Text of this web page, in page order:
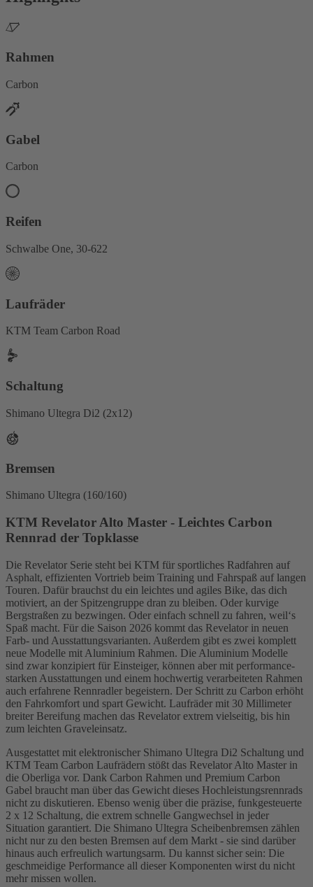
Rahmen
Carbon
Gabel
Carbon
Reifen
Schwalbe One, 30-622
Laufräder
KTM Team Carbon Road
Schaltung
Shimano Ultegra Di2 (2x12)
Bremsen
Shimano Ultegra (160/160)
KTM Revelator Alto Master - Leichtes Carbon
Rennrad der Topklasse
Die Revelator Serie steht bei KTM für sportliches Radfahren auf
Asphalt, effizienten Vortrieb beim Training und Fahrspaß auf langen
Touren. Dafür brauchst du ein leichtes und agiles Bike, das dich
motiviert, an der Spitzengruppe dran zu bleiben. Oder kurvige
Bergstraßen zu bezwingen. Oder einfach schnell zu fahren, weil‘s
Spaß macht. Für die Saison 2026 kommt das Revelator in neuen
Farb- und Ausstattungsvarianten. Außerdem gibt es zwei komplett
neue Modelle mit Aluminium Rahmen. Die Aluminium Modelle
sind zwar konzipiert für Einsteiger, können aber mit performance-
starken Ausstattungen und einem hochwertig verarbeiteten Rahmen
auch erfahrene Rennradler begeistern. Der Schritt zu Carbon erhöht
den Fahrkomfort und spart Gewicht. Laufräder mit 30 Millimeter
breiter Bereifung machen das Revelator extrem vielseitig, bis hin
zum leichten Graveleinsatz.
Ausgestattet mit elektronischer Shimano Ultegra Di2 Schaltung und
KTM Team Carbon Laufrädern stößt das Revelator Alto Master in
die Oberliga vor. Dank Carbon Rahmen und Premium Carbon
Gabel braucht man über das Gewicht dieses Hochleistungsrennrads
nicht zu diskutieren. Ebenso wenig über die präzise, funkgesteuerte
2 x 12 Schaltung, die extrem schnelle Gangwechsel in jeder
Situation garantiert. Die Shimano Ultegra Scheibenbremsen zählen
nicht nur zu den besten Bremsen auf dem Markt - sie sind darüber
hinaus auch erfreulich wartungsarm. Du kannst sicher sein: Die
geschmeidige Performance all dieser Komponenten wirst du nicht
mehr missen wollen.